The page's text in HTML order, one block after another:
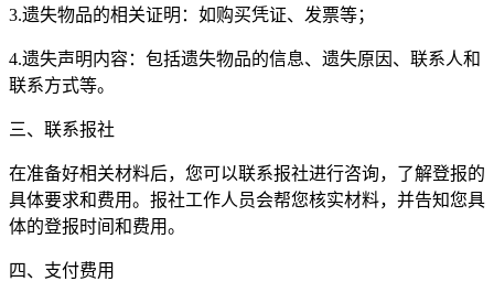
3.遗失物品的相关证明：如购买凭证、发票等；
4.遗失声明内容：包括遗失物品的信息、遗失原因、联系人和
联系方式等。
三、联系报社
在准备好相关材料后，您可以联系报社进行咨询，了解登报的
具体要求和费用。报社工作人员会帮您核实材料，并告知您具
体的登报时间和费用。
四、支付费用